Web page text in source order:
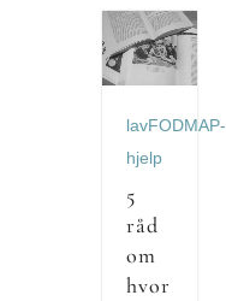
lavFODMAP-
hjelp
5
råd
om
hvor